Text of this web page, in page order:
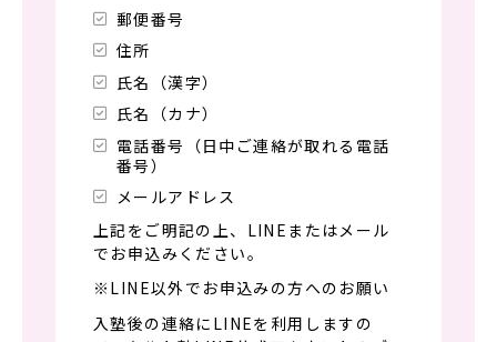
郵便番号
住所
氏名（漢字）
氏名（カナ）
電話番号（日中ご連絡が取れる電話
番号）
メールアドレス
上記をご明記の上、LINEまたはメール
でお申込みください。
※LINE以外でお申込みの方へのお願い
入塾後の連絡にLINEを利用しますの